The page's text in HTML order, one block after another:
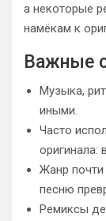
а некоторые
намёкам к
Важные
Музыка,
иными.
Часто
оригинала:
Жанр почти
песню
Ремиксы